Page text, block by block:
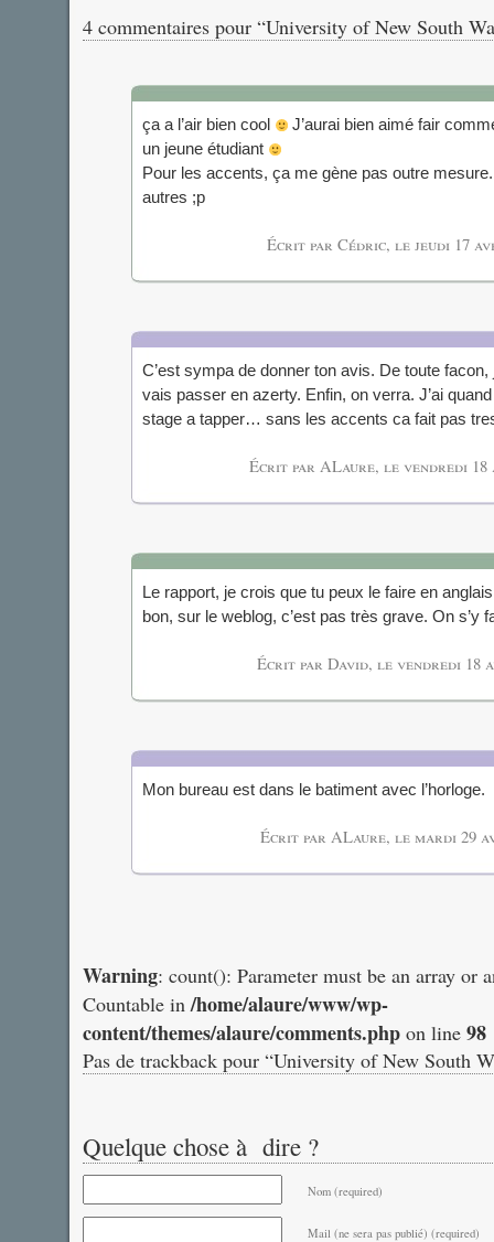
4 commentaires pour “University of New South
ça a l’air bien cool
J’aurai bien aimé fair
un jeune étudiant
Pour les accents, ça me gène pas outre
autres ;p
Écrit par Cédric, le jeudi 17
C’est sympa de donner ton avis. De toute
vais passer en azerty. Enfin, on verra. J’ai
stage a tapper… sans les accents ca fait pas
Écrit par ALaure, le vendredi
Le rapport, je crois que tu peux le faire en
bon, sur le weblog, c’est pas très grave. On s’y
Écrit par David, le vendredi 18
Mon bureau est dans le batiment avec l’horloge.
Écrit par ALaure, le mardi 29
Warning: count(): Parameter must be an array or
Countable in/home/alaure/www/wp-
content/themes/alaure/comments.php on line 98
Pas de trackback pour “University of New South
Quelque chose à dire ?
Nom (required)
Mail (ne sera pas publié) (required)